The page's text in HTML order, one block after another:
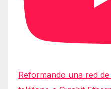
Reformando una red